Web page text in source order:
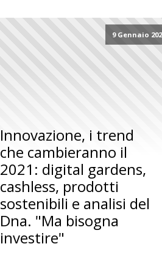
9 Gennaio
Innovazione, i trend
che cambieranno il
2021: digital gardens,
cashless, prodotti
sostenibili e analisi del
Dna. "Ma bisogna
investire"